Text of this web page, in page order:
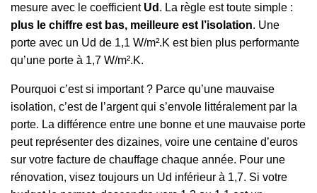
mesure avec le coefficient Ud . La règle est toute simple :
plus le chiffre est bas, meilleure est l’isolation. Une
porte avec un Ud de 1,1 W/m².K est bien plus performante
qu’une porte à 1,7 W/m².K.
Pourquoi c’est si important ? Parce qu’une mauvaise
isolation, c’est de l’argent qui s’envole littéralement par la
porte. La différence entre une bonne et une mauvaise porte
peut représenter des dizaines, voire une centaine d’euros
sur votre facture de chauffage chaque année. Pour une
rénovation, visez toujours un Ud inférieur à 1,7. Si votre